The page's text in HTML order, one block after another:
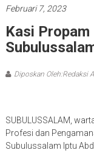
Februari 7, 2023
Kasi
Diposkan Oleh:Redaksi
SUBULUSSALAM,
Profesi dan
Subulussalam Iptu